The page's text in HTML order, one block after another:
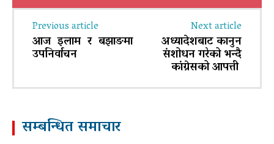
Previous article
आज इलाम र बझाङमा
उपनिर्वाचन
Next article
अध्यादेशबाट कानुन
संशोधन गरेको भन्दै
कांग्रेसको आपत्ती
सम्बन्धित समाचार